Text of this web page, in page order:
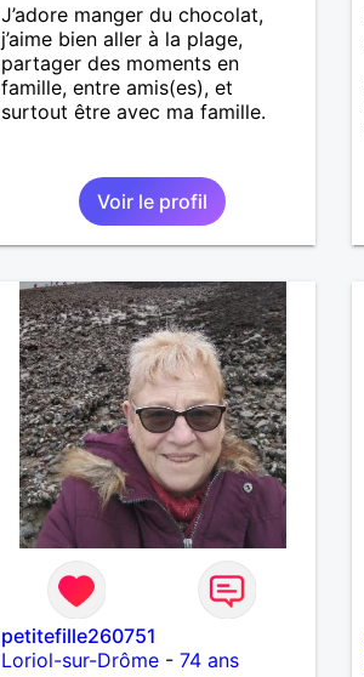
J’adore manger du chocolat,
j’aime bien aller à la plage,
partager des moments en
famille, entre amis(es), et
surtout être avec ma famille.
Voir le profil
petitefille260751
Loriol-sur-Drôme- 74 ans